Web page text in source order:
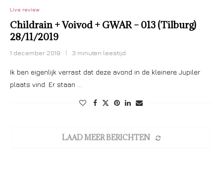
Live review
Childrain + Voivod + GWAR – 013 (Tilburg)
28/11/2019
1 december 2019 3 minuten leestijd
Ik ben eigenlijk verrast dat deze avond in de kleinere Jupiler
plaats vind. Er staan …
LAAD MEER BERICHTEN